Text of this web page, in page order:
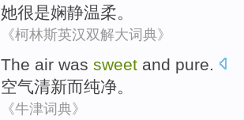
她很是娴静温柔。
《柯林斯英汉双解大词典》
The air was sweet and pure
空气清新而纯净。
《牛津词典》